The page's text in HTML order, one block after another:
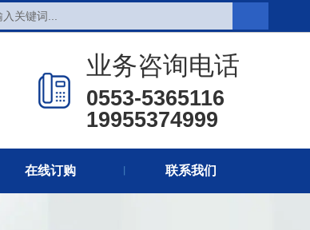
热销产品
联系方式 在线留言
业务咨询电话
0553-5365116
19955374999
在线订购 联系我们